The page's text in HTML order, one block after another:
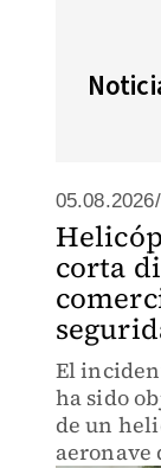
05.08.2026/
corta
El
ha sido
de un
aeronave